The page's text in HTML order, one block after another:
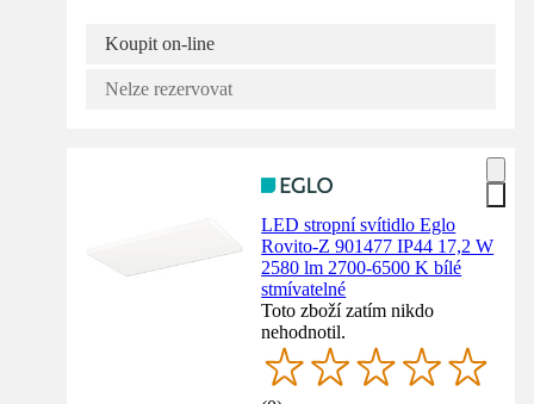
Koupit on-line
Nelze rezervovat
LED stropní svítidlo Eglo
Rovito-Z 901477 IP44 17,2 W
2580 lm 2700-6500 K bílé
stmívatelné
Toto zboží zatím nikdo
nehodnotil.